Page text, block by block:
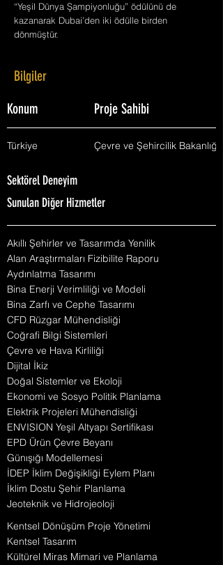
“Yeşil Dünya Şampiyonluğu” ödülünü de
kazanarak Dubai’den iki ödülle birden
dönmüştür.
Bilgiler
Konum Proje Sahibi
Türkiye Çevre ve Şehircilik Bakanlığı
Sektörel Deneyim
Sunulan Diğer Hizmetler
Akıllı Şehirler ve Tasarımda Yenilik
Alan Araştırmaları Fizibilite Raporu
Aydınlatma Tasarımı
Bina Enerji Verimliliği ve Modeli
Bina Zarfı ve Cephe Tasarımı
CFD Rüzgar Mühendisliği
Coğrafi Bilgi Sistemleri
Çevre ve Hava Kirliliği
Dijital İkiz
Doğal Sistemler ve Ekoloji
Ekonomi ve Sosyo Politik Planlama
Elektrik Projeleri Mühendisliği
ENVISION Yeşil Altyapı Sertifikası
EPD Ürün Çevre Beyanı
Günışığı Modellemesi
İDEP İklim Değişikliği Eylem Planı
İklim Dostu Şehir Planlama
Jeoteknik ve Hidrojeoloji
Kentsel Dönüşüm Proje Yönetimi
Kentsel Tasarım
Kültürel Miras Mimari ve Planlama